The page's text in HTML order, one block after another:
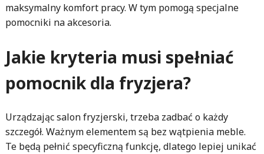
maksymalny komfort pracy. W tym pomogą specjalne
pomocniki na akcesoria.
Jakie kryteria musi spełniać
pomocnik dla fryzjera?
Urządzając salon fryzjerski, trzeba zadbać o każdy
szczegół. Ważnym elementem są bez wątpienia meble.
Te będą pełnić specyficzną funkcję, dlatego lepiej unikać